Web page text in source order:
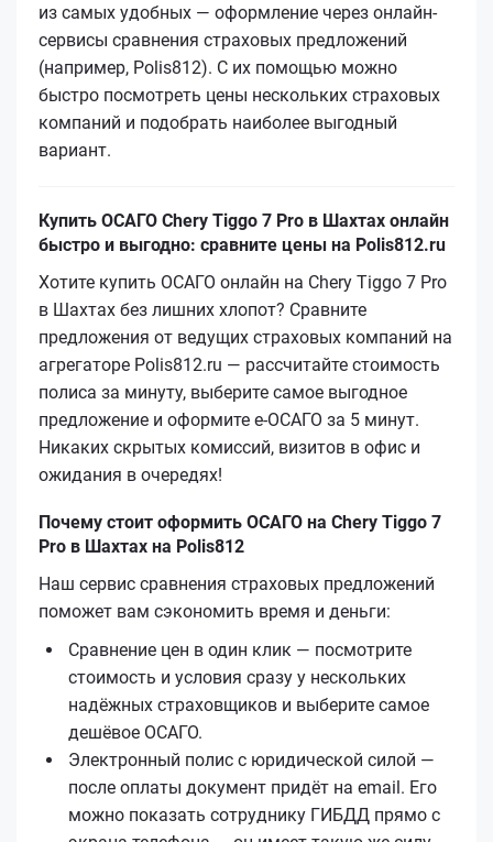
из самых удобных — оформление через онлайн-
сервисы сравнения страховых предложений
(например, Polis812). С их помощью можно
быстро посмотреть цены нескольких страховых
компаний и подобрать наиболее выгодный
вариант.
Купить ОСАГО Chery Tiggo 7 Pro в Шахтах онлайн
быстро и выгодно: сравните цены на Polis812.ru
Хотите купить ОСАГО онлайн на Chery Tiggo 7 Pro
в Шахтах без лишних хлопот? Сравните
предложения от ведущих страховых компаний на
агрегаторе Polis812.ru — рассчитайте стоимость
полиса за минуту, выберите самое выгодное
предложение и оформите е‑ОСАГО за 5 минут.
Никаких скрытых комиссий, визитов в офис и
ожидания в очередях!
Почему стоит оформить ОСАГО на Chery Tiggo 7
Pro в Шахтах на Polis812
Наш сервис сравнения страховых предложений
поможет вам сэкономить время и деньги:
Сравнение цен в один клик — посмотрите
стоимость и условия сразу у нескольких
надёжных страховщиков и выберите самое
дешёвое ОСАГО.
Электронный полис с юридической силой —
после оплаты документ придёт на email. Его
можно показать сотруднику ГИБДД прямо с